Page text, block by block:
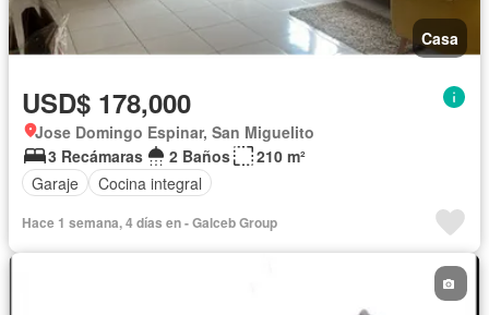
Casa
USD$ 178,000
Jose Domingo Espinar, San Miguelito
3 Recámaras
2 Baños
210 m²
Garaje
Cocina integral
Hace 1 semana, 4 días en - Galceb Group